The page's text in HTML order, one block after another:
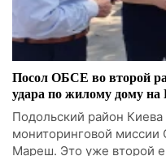
Посол ОБСЕ во второй
удара по жилому дому на
Подольский район
мониторинговой
Мареш. Это уже второй